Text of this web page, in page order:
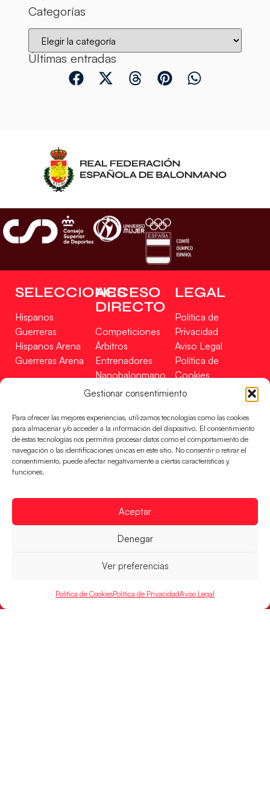
Gestionar consentimiento
Para ofrecer las mejores experiencias, utilizamos tecnologías como las cookies
para almacenar y/o acceder a la información del dispositivo. El consentimiento
de estas tecnologías nos permitirá procesar datos como el comportamiento de
navegación o las identificaciones únicas en este sitio. No consentir o retirar el
consentimiento, puede afectar negativamente a ciertas características y
funciones.
Aceptar
Denegar
Ver preferencias
Política de CookiesPolítica de PrivacidadAviso Legal
Categorías
Últimas entradas
SELECCIONES
Hispanos
Guerreras
Hispanos Arena
Guerreras Arena
ACCESO
DIRECTO
Competiciones
Árbitros
Entrenadores
Nanobalonmano
Tienda
LEGAL
Política de
Privacidad
Aviso Legal
Política de
Cookies
Mapa Web
Incidencias
CONTACTO
EN
FINANCIADO
RFEBM © 2024. Todos los derechos reservados –
Desarrollado por